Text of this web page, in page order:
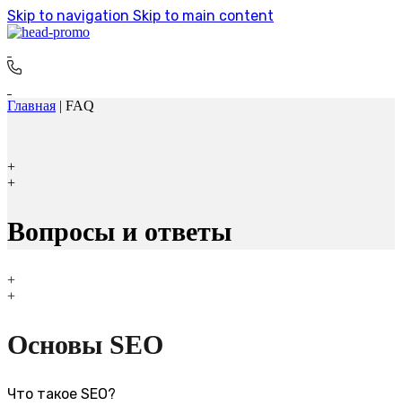
Skip to navigation Skip to main content
Главная | FAQ
+
+
Вопросы и ответы
+
+
Основы SEO
Что такое SEO?